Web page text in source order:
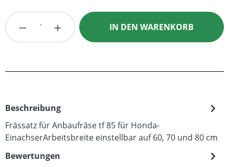
Produkt Anzahl: Gib den gewünschten
IN DEN WARENKORB
Beschreibung
Frässatz für Anbaufräse tf 85 für Honda-
EinachserArbeitsbreite einstellbar auf 60, 70 und 80 cm
Bewertungen